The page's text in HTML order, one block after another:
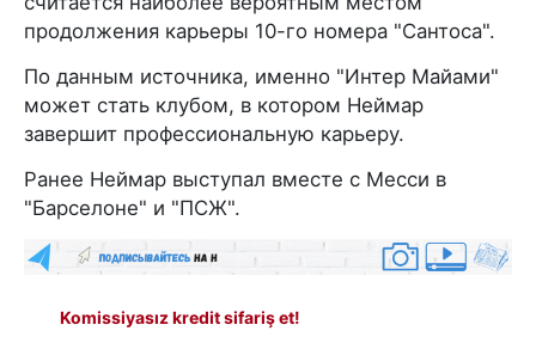
продолжения карьеры 10-го номера "Сантоса".
По данным источника, именно "Интер Майами"
может стать клубом, в котором Неймар
завершит профессиональную карьеру.
Ранее Неймар выступал вместе с Месси в
"Барселоне" и "ПСЖ".
Komissiyasız kredit sifariş et!